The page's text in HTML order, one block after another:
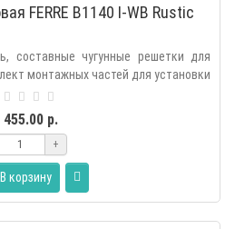
FERRE B1140 I-WB Rustic
составные чугунные решетки для
монтажных частей для установки
455.00 р.
+
В корзину